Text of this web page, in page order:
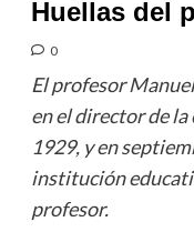
Huellas del
0
El profesor
en el director de
1929, y en
institución
profesor.